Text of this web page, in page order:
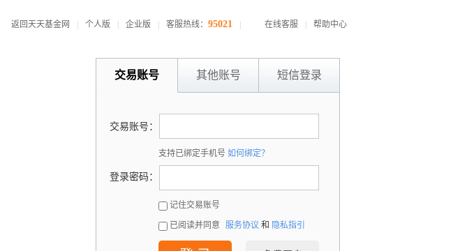
返回天天基金网 个人版 企业版 客服热线： 95021 在线客服 帮助中心
交易账号 其他账号 短信登录
交易账号：
支持已绑定手机号 如何绑定？
登录密码：
记住交易账号
已阅读并同意 服务协议 和 隐私指引